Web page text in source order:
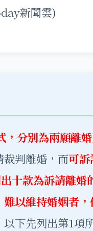
新聞雲)
，分別為兩願離
判離婚，而可
十款為訴請離
以維持婚姻者
以下先列出第1項